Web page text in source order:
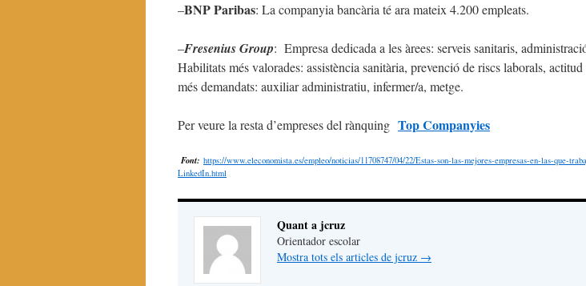
–BNP Paribas: La companyia bancària té ara mateix 4.200 empleats.
–Fresenius Group: Empresa dedicada a les àrees: serveis sanitaris,
Habilitats més valorades: assistència sanitària, prevenció de riscs laborals,
més demandats: auxiliar administratiu, infermer/a, metge.
Per veure la resta d’empreses del rànquing Top Companyies
Font: https://www.eleconomista.es/empleo/noticias/11708747/04/22/Estas-son-las-mejores-empresas-en-las-que-
LinkedIn.html
Quant a jcruz
Orientador escolar
Mostra tots els articles de jcruz →